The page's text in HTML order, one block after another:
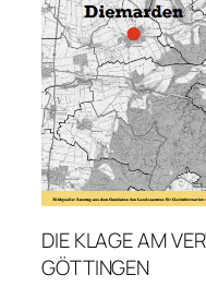
DIE KLAGE AM
GÖTTINGEN